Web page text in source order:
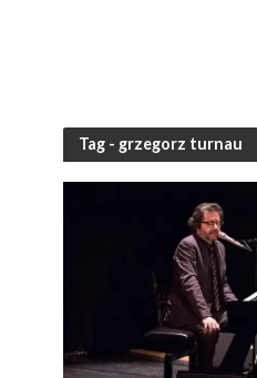
Tag - grzegorz turnau